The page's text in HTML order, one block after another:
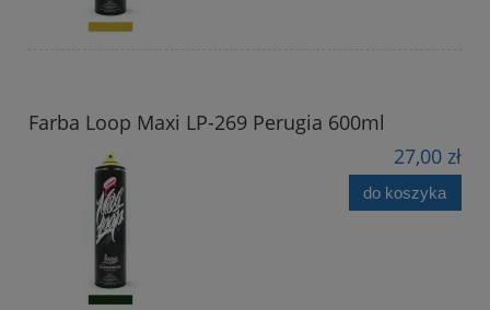
Farba Loop Maxi LP-269 Perugia 600ml
27,00 zł
do koszyka